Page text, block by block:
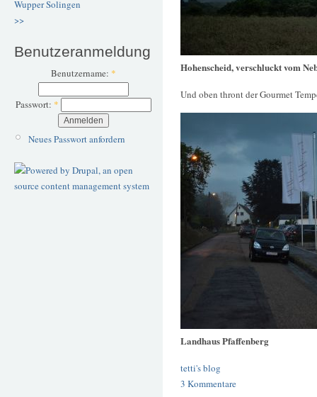
WupperSolingen
>>
Benutzeranmeldung
Benutzername: *
Passwort: *
Neues Passwort anfordern
Hohenscheid, verschluckt vom
Und oben thront der Gourmet
Landhaus Pfaffenberg
tetti's blog
3 Kommentare